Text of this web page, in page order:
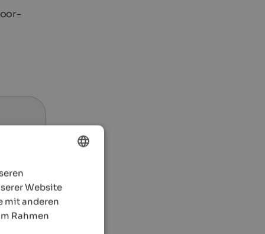
GERMAN
Website
mit anderen
Rahmen